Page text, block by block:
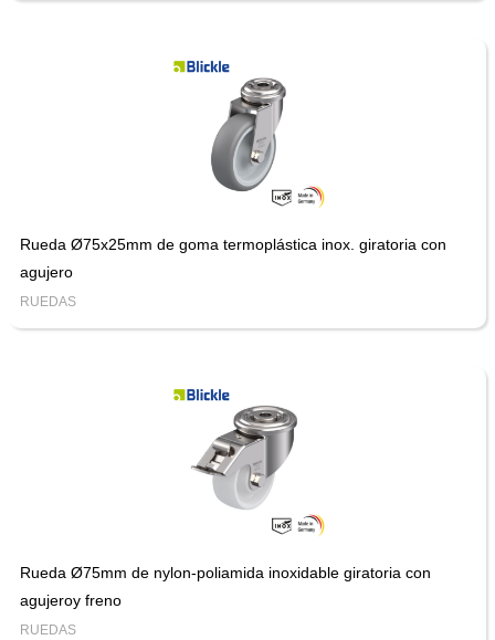
Rueda Ø75x25mm de goma termoplástica inox. giratoria con
agujero
RUEDAS
Rueda Ø75mm de nylon-poliamida inoxidable giratoria con
agujeroy freno
RUEDAS